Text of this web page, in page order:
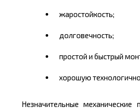
жаростойкость;
долговечность;
простой и быстрый
хорошую
Незначительные